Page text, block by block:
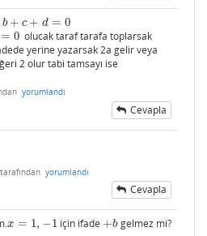
b + c + d = 0
c+d =0
= 0 olucak taraf tarafa toplarsak
yerine yazarsak 2a gelir veya
2 olur tabi tamsayı ise
yorumlandı
Cevapla
tarafından yorumlandı
Cevapla
x = 1, −1
x= 1,− 1 için ifade +b
+b gelmez mi?